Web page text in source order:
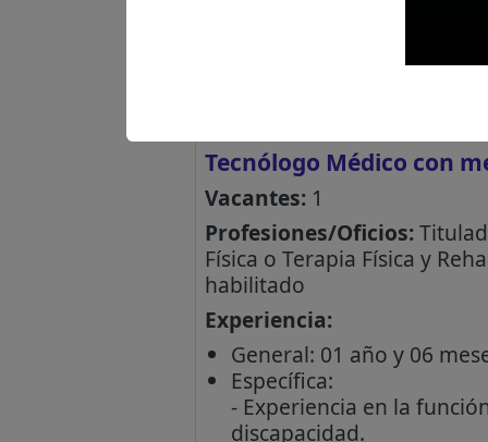
Tecnólogo Médico con
Vacantes:1
Profesiones/Oficios:
Física o Terapia Física y
habilitado
Experiencia:
General: 01 año y 06
Específica:
- Experiencia en la
discapacidad.